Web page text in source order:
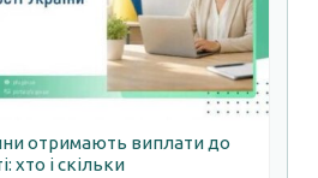
отримають виплати до
хто і скільки